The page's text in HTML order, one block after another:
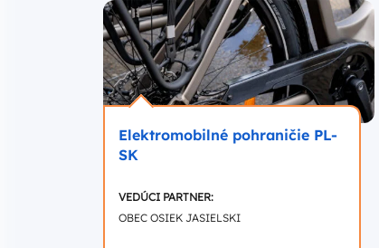
Elektromobilné pohraničie PL-
SK
VEDÚCI PARTNER:
OBEC OSIEK JASIELSKI